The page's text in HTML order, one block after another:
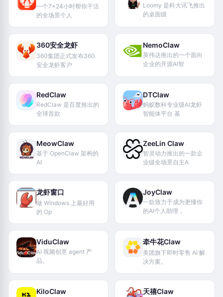
一个7×24小时帮你干活
的全场景个人
Loomy 是科大讯飞推出
的桌面级
360安全龙虾
360集团正式发布360
安全龙虾客户
NemoClaw
英伟达推出的一个面向
企业的开源AI智
RedClaw
RedClaw 是百度推出的
全球首款
DTClaw
蚂蚁数科专业级AI龙虾
智能体平台 基
MeowClaw
基于 OpenClaw 架构的
AI
ZeeLin Claw
智灵动力推出的一款企
业级全场景自主A
龙虾窗口
做 Windows 上最好用
的 Op
JoyClaw
一款致力于成为更懂你
的AI个人助理，
ViduClaw
AI 视频创意 agent 产
品。
牵牛花Claw
美团旗下即时零售 AI 解
决方案。
KiloClaw 天禧Claw